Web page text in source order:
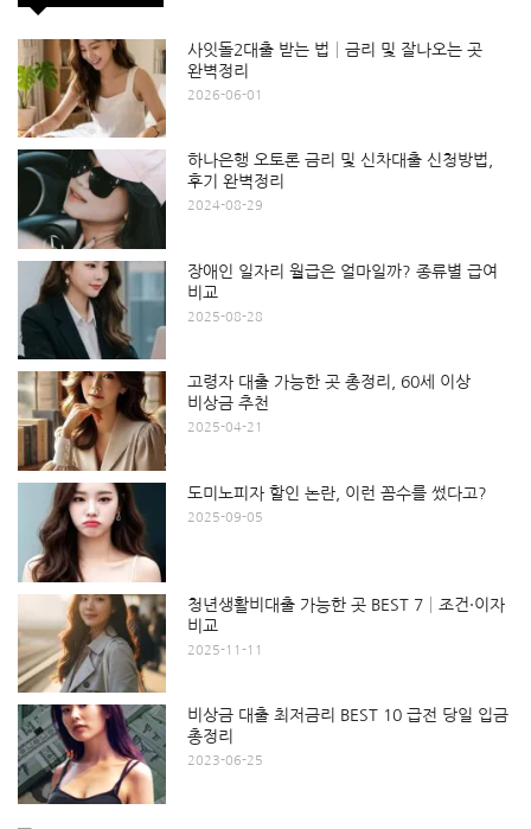
사잇돌2대출 받는 법│금리 및 잘나오는 곳
완벽정리
2026-06-01
하나은행 오토론 금리 및 신차대출 신청방법,
후기 완벽정리
2024-08-29
장애인 일자리 월급은 얼마일까? 종류별 급여
비교
2025-08-28
고령자 대출 가능한 곳 총정리, 60세 이상
비상금 추천
2025-04-21
도미노피자 할인 논란, 이런 꼼수를 썼다고?
2025-09-05
청년생활비대출 가능한 곳 BEST 7│조건·이자
비교
2025-11-11
비상금 대출 최저금리 BEST 10 급전 당일 입금
총정리
2023-06-25